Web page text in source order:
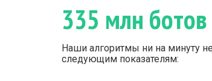
335 млн
Наши алгоритмы ни на минуту
следующим показателям: